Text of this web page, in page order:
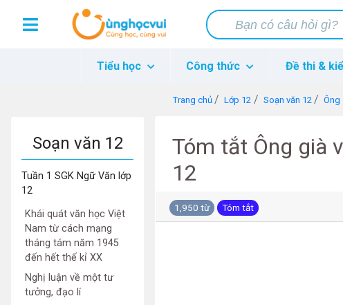
Tiểu học Công thức Đề thi &
Trang chủ Lớp 12 Soạn văn 12 Ông
Soạn văn 12
Tuần 1 SGK Ngữ Văn lớp
12
Khái quát văn học Việt
Nam từ cách mạng
tháng tám năm 1945
đến hết thế kỉ XX
Nghị luận về một tư
tưởng, đạo lí
Tóm tắt Ông già
12
1,950 từ Tóm tắt